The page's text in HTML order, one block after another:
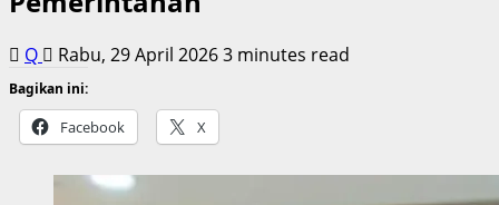
Q Rabu, 29 April 20263 minutes read
Bagikan ini:
Facebook X